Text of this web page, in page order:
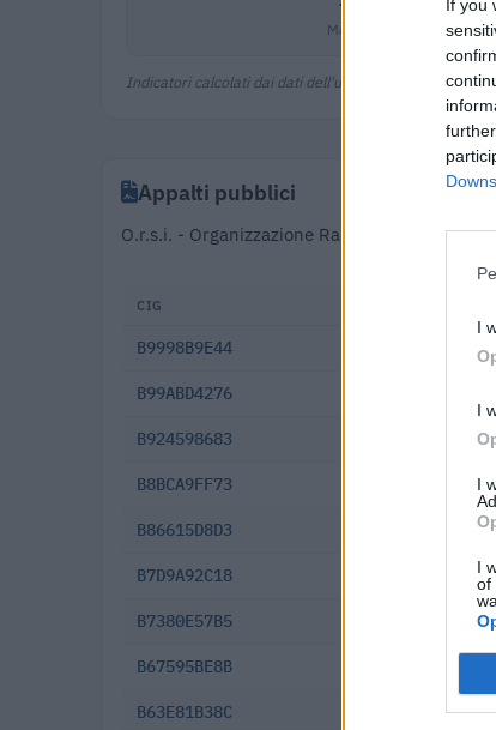
If you
I
I
I
I
of
Margine netto
Indicatori calcolati dai dati dell'ultimo bilancio
Appalti pubblici
O.r.s.i. - Organizzazione Rappresentanze
CIG
B9998B9E44 2025-12-
B99ABD4276
B924598683 2025-
B8BCA9FF73 2025-
B86615D8D3 2025-
B7D9A92C18 2025-
B7380E57B5 2025-
B67595BE8B
B63E81B38C 2025-